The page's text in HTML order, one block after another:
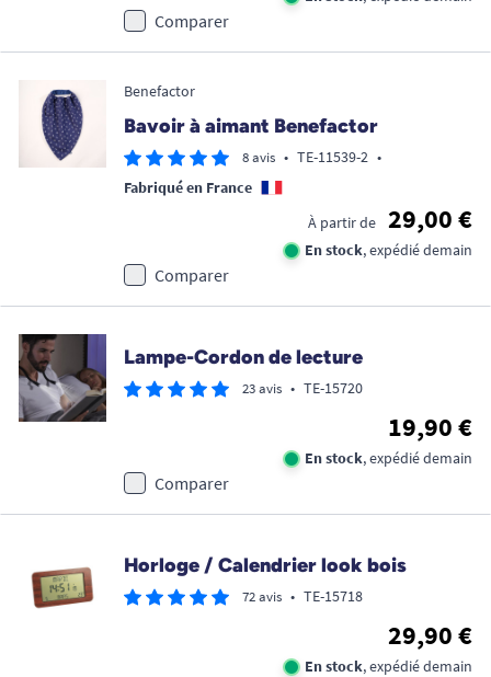
Comparer
Benefactor
Bavoir à aimant Benefactor
8 avis • TE-11539-2 •
Fabriqué en France
À partir de
29,00 €
En stock, expédié demain
Comparer
Lampe-Cordon de lecture
23 avis • TE-15720
19,90 €
En stock, expédié demain
Comparer
Horloge / Calendrier look bois
72 avis • TE-15718
29,90 €
En stock, expédié demain